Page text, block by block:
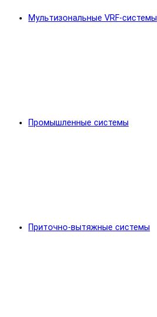
Мультизональные VRF-системы
Промышленные системы
Приточно-вытяжные системы